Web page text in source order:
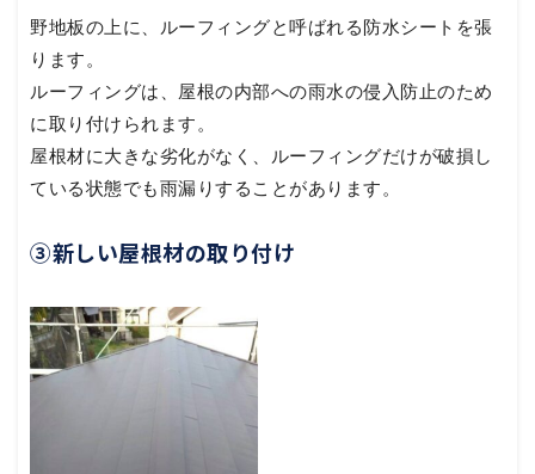
野地板の上に、ルーフィングと呼ばれる防水シートを張
ります。
ルーフィングは、屋根の内部への雨水の侵入防止のため
に取り付けられます。
屋根材に大きな劣化がなく、ルーフィングだけが破損し
ている状態でも雨漏りすることがあります。
③新しい屋根材の取り付け